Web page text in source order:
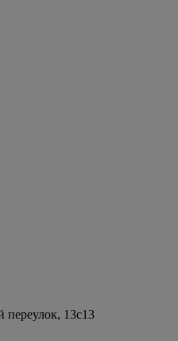
переулок, 13с13